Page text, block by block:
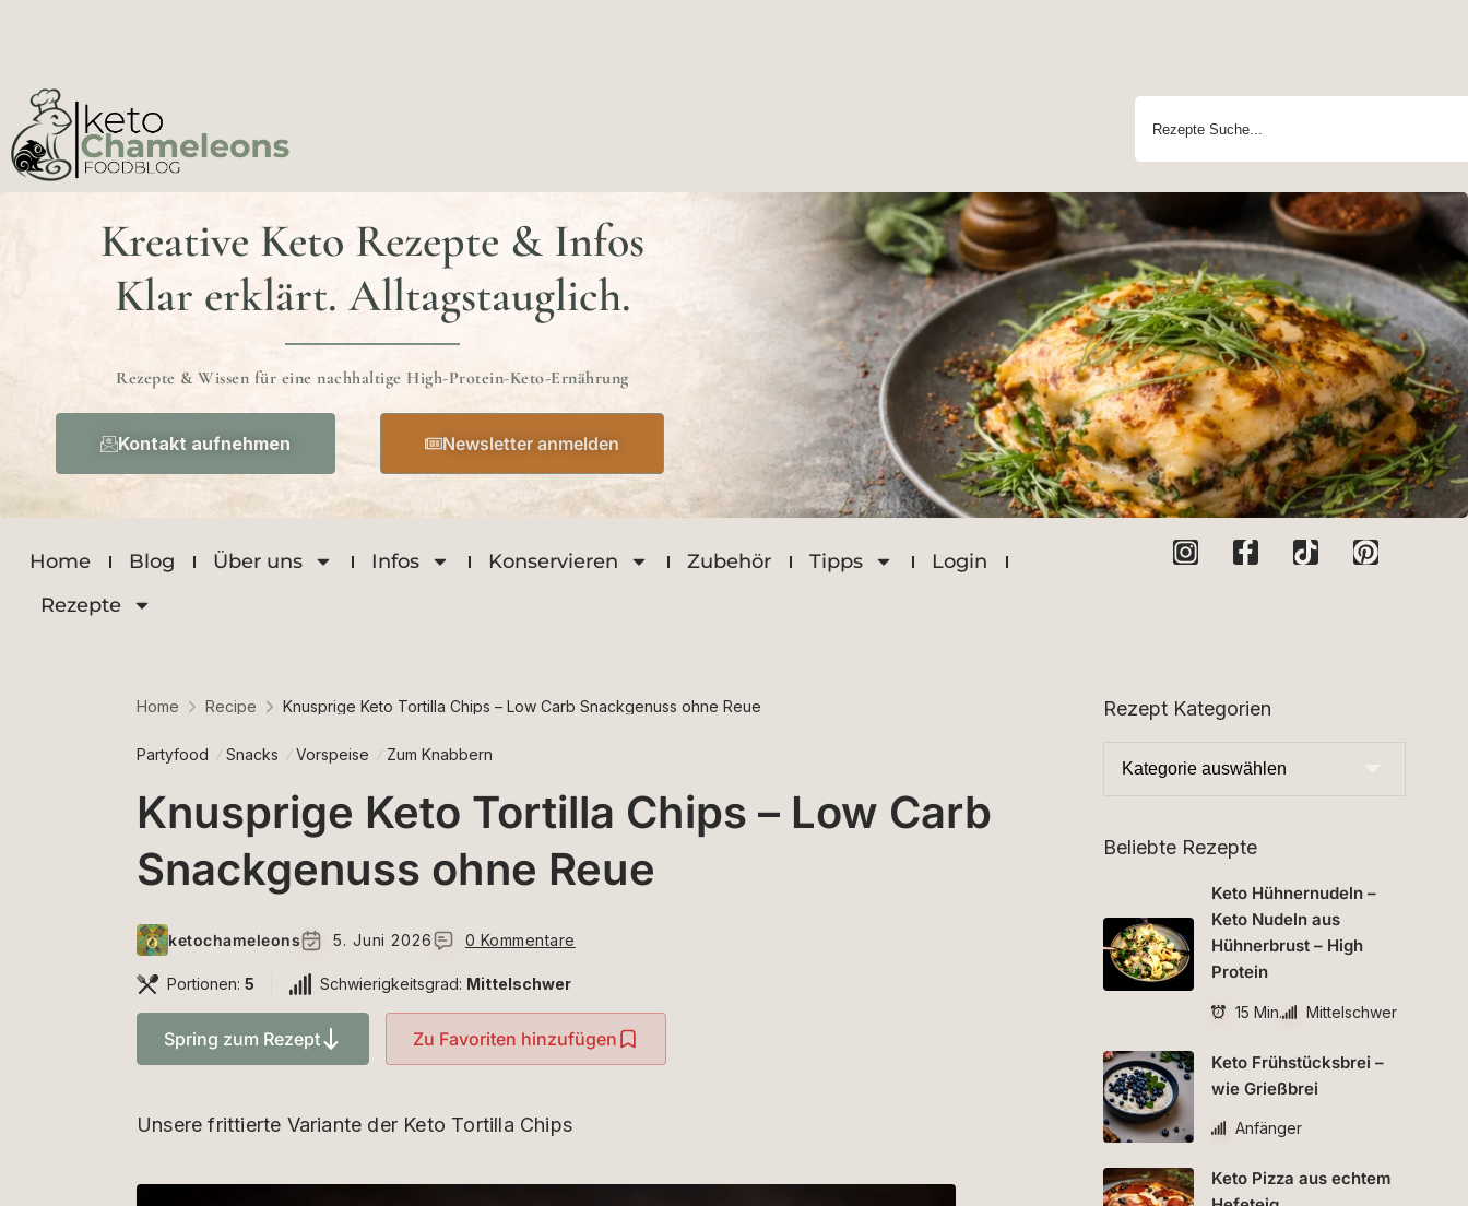
Kreative Keto Rezepte & Infos
Klar erklärt. Alltagstauglich.
Rezepte & Wissen für eine nachhaltige High-Protein-Keto-Ernährung
Kontakt aufnehmen Newsletter anmelden
Home Blog Über uns Infos Konservieren Zubehör Tipps
Login
Rezepte
Home Recipe Knusprige Keto Tortilla Chips – Low Carb Snackgenuss ohne Reue
Partyfood Snacks Vorspeise Zum Knabbern
Knusprige Keto Tortilla Chips – Low Carb
Snackgenuss ohne Reue
ketochameleons 5. Juni 2026 0 Kommentare
Portionen: 5 Schwierigkeitsgrad: Mittelschwer
Spring zum Rezept Zu Favoriten hinzufügen
Unsere frittierte Variante der Keto Tortilla Chips
Rezept Kategorien
Beliebte Rezepte
Keto Hühnernudeln –
Keto Nudeln aus
Hühnerbrust – High
Protein
15 Min. Mittelschwer
Keto Frühstücksbrei –
wie Grießbrei
Anfänger
Keto Pizza aus echtem